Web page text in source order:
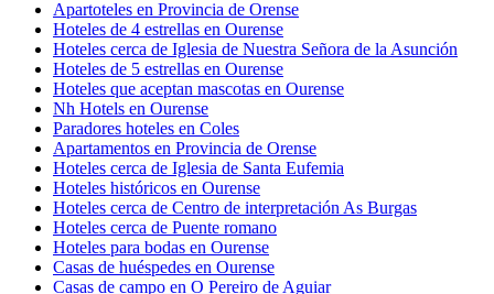
Apartoteles en Provincia de Orense
Hoteles de 4 estrellas en Ourense
Hoteles cerca de Iglesia de Nuestra Señora de la Asunción
Hoteles de 5 estrellas en Ourense
Hoteles que aceptan mascotas en Ourense
Nh Hotels en Ourense
Paradores hoteles en Coles
Apartamentos en Provincia de Orense
Hoteles cerca de Iglesia de Santa Eufemia
Hoteles históricos en Ourense
Hoteles cerca de Centro de interpretación As Burgas
Hoteles cerca de Puente romano
Hoteles para bodas en Ourense
Casas de huéspedes en Ourense
Casas de campo en O Pereiro de Aguiar